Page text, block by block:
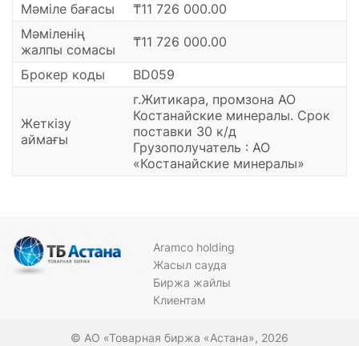
Мәміле бағасы
₸11 726 000.00
Мәміленің
жалпы сомасы
₸11 726 000.00
Брокер коды BD059
Жеткізу
аймағы
г.Житикара, промзона АО
Костанайские минералы. Срок
поставки 30 к/д
Грузополучатель : АО
«Костанайские минералы»
Aramco holding
Жасыл сауда
Биржа жайлы
Клиентам
© АО «Товарная биржа «Астана», 2026